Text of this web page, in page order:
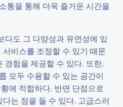
통을 통해 더욱 즐거운 시간을
다도 그 다양성과 유연성에 있
비스를 조정할 수 있기 때문
경험을 제공할 수 있다. 또한,
모두 수용할 수 있는 공간이
에 적합하다. 반면 단점으로
는 점을 들 수 있다. 고급스러